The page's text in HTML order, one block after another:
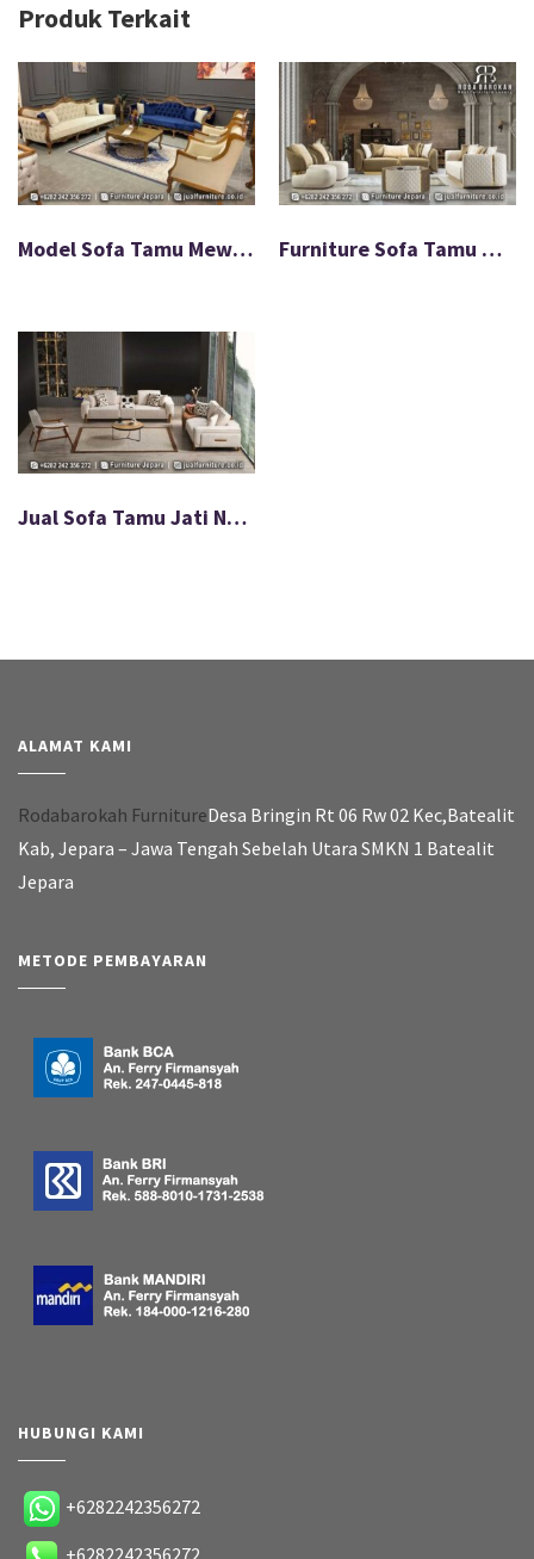
Produk Terkait
Model Sofa Tamu Mewah Ukir Jati Solid Upsell FS-031 Furniture Sofa Tamu Minimalis Terbaru Modern FS-041
Jual Sofa Tamu Jati Natural Minimalis Exclusive FS-017
ALAMAT KAMI
Rodabarokah FurnitureDesa Bringin Rt 06 Rw 02 Kec,Batealit
Kab, Jepara – Jawa Tengah Sebelah Utara SMKN 1 Batealit
Jepara
METODE PEMBAYARAN
HUBUNGI KAMI
+6282242356272